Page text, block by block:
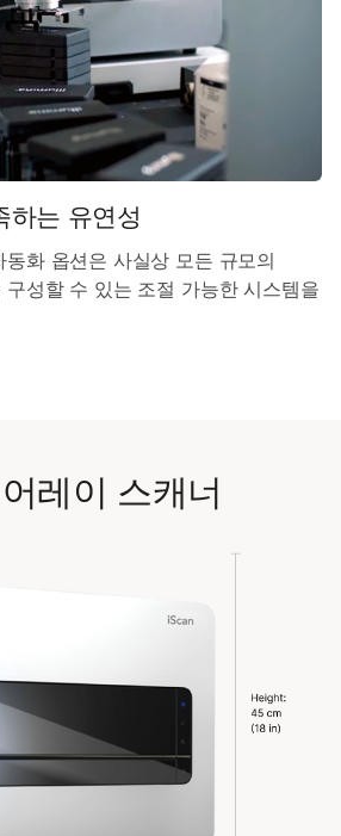
하는 유연성
화 옵션은 사실상 모든 규모의
성할 수 있는 조절 가능한 시스템을
레이 스캐너